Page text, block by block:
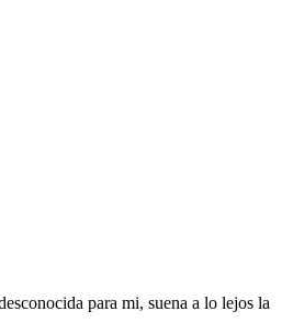
para mi, suena a lo lejos la